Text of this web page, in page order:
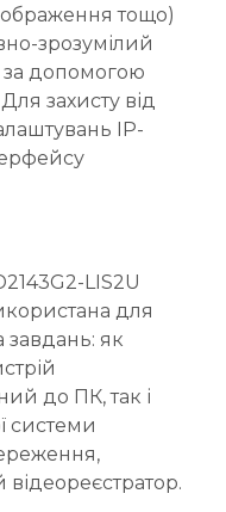
тощо)
зрозумілий
за допомогою
захисту від
IP-
LIS2U
для
як
до ПК, так і
системи